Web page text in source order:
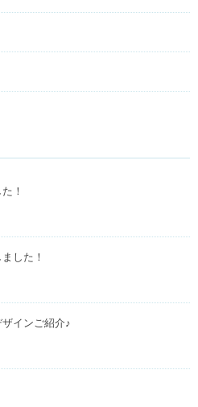
！
した！
インご紹介♪